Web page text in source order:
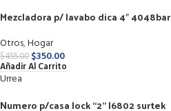
Mezcladora p/ lavabo dica 4″ 4048bar
Otros,Hogar
$455.00 $350.00
Añadir Al Carrito
Urrea
Numero p/casa lock “2” l6802 surtek